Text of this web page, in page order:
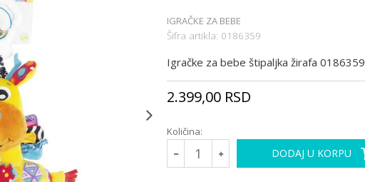
IGRAČKE ZA BEBE
Šifra artikla: 0186359
Igračke za bebe štipaljka žirafa 0186359
2.399,00 RSD
Količina:
DODAJ U KORPU